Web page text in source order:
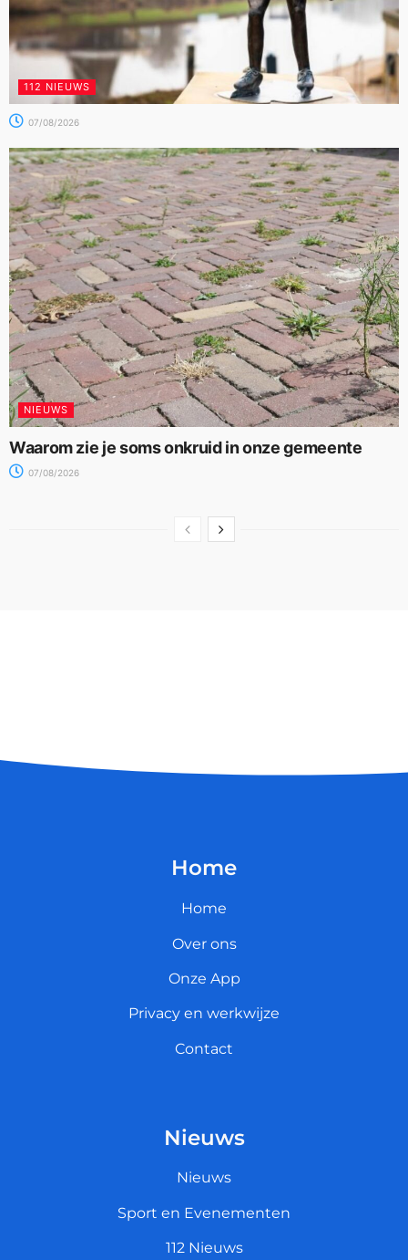
112 NIEUWS
07/08/2026
NIEUWS
Waarom zie je soms onkruid in onze gemeente
07/08/2026
Home
Home
Over ons
Onze App
Privacy en werkwijze
Contact
Nieuws
Nieuws
Sport en Evenementen
112 Nieuws